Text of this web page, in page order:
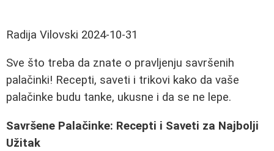
Radija Vilovski 2024-10-31
Sve što treba da znate o pravljenju savršenih
palačinki! Recepti, saveti i trikovi kako da vaše
palačinke budu tanke, ukusne i da se ne lepe.
Savršene Palačinke: Recepti i Saveti za Najbolji
Užitak